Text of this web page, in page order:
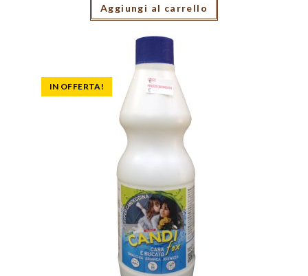
Aggiungi al carrello
IN OFFERTA!